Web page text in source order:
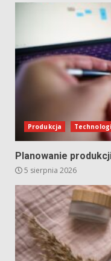
Produkcja
Planowanie
5 sierpnia 2026